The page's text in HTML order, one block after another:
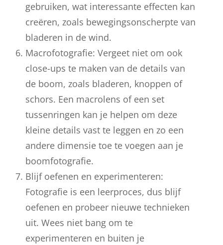
gebruiken, wat interessante effecten kan
creëren, zoals bewegingsonscherpte van
bladeren in de wind.
Macrofotografie: Vergeet niet om ook
close-ups te maken van de details van
de boom, zoals bladeren, knoppen of
schors. Een macrolens of een set
tussenringen kan je helpen om deze
kleine details vast te leggen en zo een
andere dimensie toe te voegen aan je
boomfotografie.
Blijf oefenen en experimenteren:
Fotografie is een leerproces, dus blijf
oefenen en probeer nieuwe technieken
uit. Wees niet bang om te
experimenteren en buiten je